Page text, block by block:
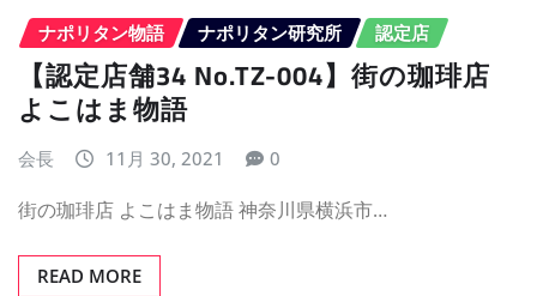
ナポリタン物語 ナポリタン研究所 認定店
【認定店舗34 No.TZ-004】街の珈琲店
よこはま物語
会長 11月 30, 2021 0
街の珈琲店 よこはま物語 神奈川県横浜市…
READ MORE